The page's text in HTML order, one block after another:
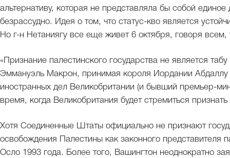
альтернативу, которая не представляла бы собой
безрассудно. Идея о том, что статус-кво является
Но г-н Нетаниягу все еще живет 6 октября, говоря всем,
«Признание палестинского государства не является
Эммануэль Макрон, принимая короля Иордании
иностранных дел Великобритании (и бывший премьер-
время, когда Великобритания будет стремиться
Хотя Соединенные Штаты официально не признают
освобождения Палестины как законного представителя
Осло 1993 года. Более того, Вашингтон неоднократно